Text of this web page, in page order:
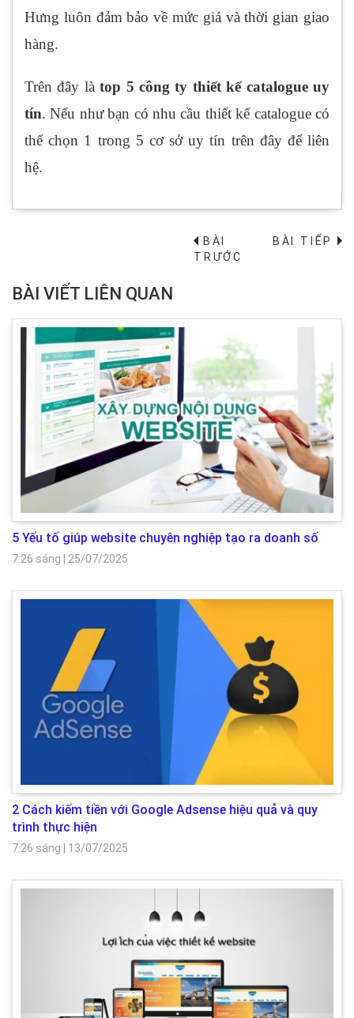
Hưng luôn đảm bảo về mức giá và thời gian giao
hàng.
Trên đây làtop 5 công ty thiết kế catalogue uy
tín. Nếu như bạn có nhu cầu thiết kế catalogue có
thể chọn 1 trong 5 cơ sở uy tín trên đây để liên
hệ.
BÀI
TRƯỚC
BÀI TIẾP→
BÀI VIẾT LIÊN QUAN
5 Yếu tố giúp website chuyên nghiệp tạo ra doanh số
7:26 sáng 25/07/2025
2 Cách kiếm tiền với Google Adsense hiệu quả và quy
trình thực hiện
7:26 sáng 13/07/2025